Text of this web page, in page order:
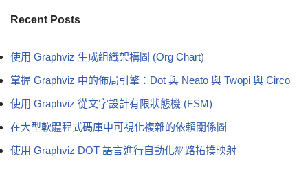
Recent Posts
使用 Graphviz 生成組織架構圖 (Org Chart)
掌握 Graphviz 中的佈局引擎：Dot 與 Neato 與 Twopi 與 Circo
使用 Graphviz 從文字設計有限狀態機 (FSM)
在大型軟體程式碼庫中可視化複雜的依賴關係圖
使用 Graphviz DOT 語言進行自動化網路拓撲映射